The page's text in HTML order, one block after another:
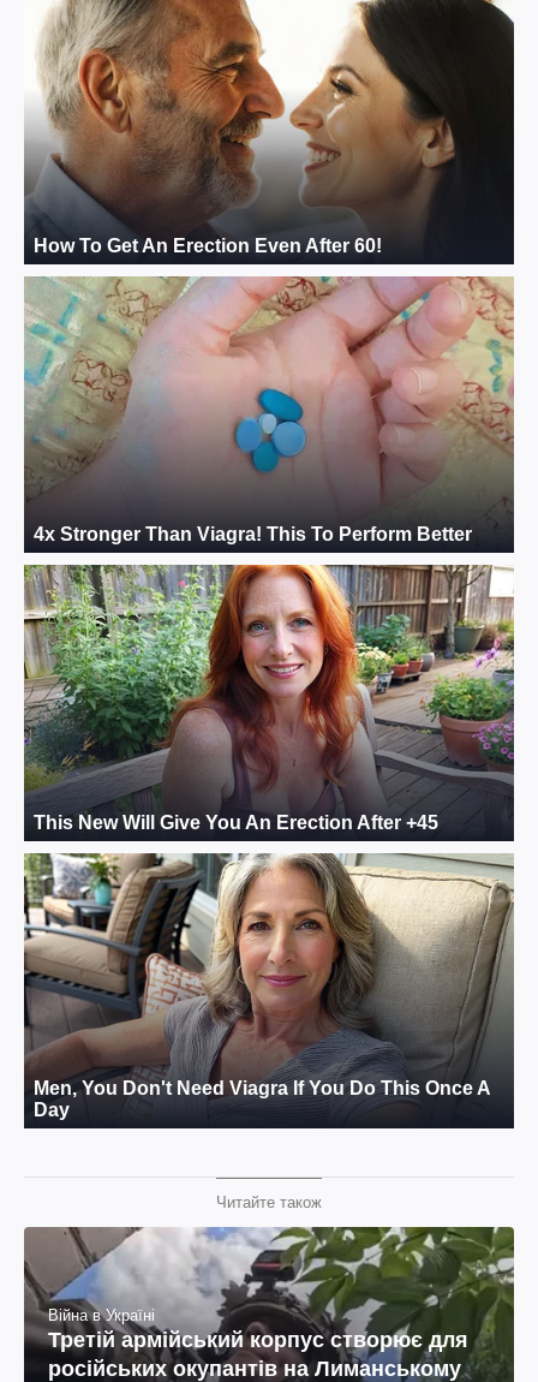
Читайте також
Війна в Україні
Третій армійський корпус створює для
російських окупантів на Лиманському